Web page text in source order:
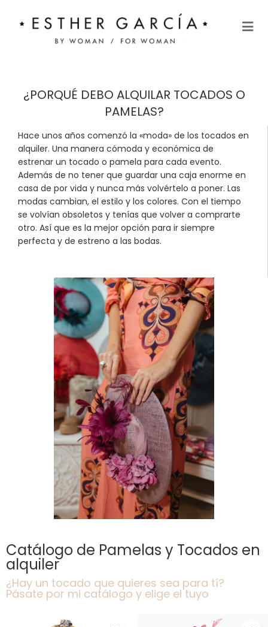
¿PORQUÉ DEBO ALQUILAR TOCADOS O
PAMELAS?
Hace unos años comenzó la «moda» de los tocados en
alquiler. Una manera cómoda y económica de
estrenar un tocado o pamela para cada evento.
Además de no tener que guardar una caja enorme en
casa de por vida y nunca más volvértelo a poner. Las
modas cambian, el estilo y los colores. Con el tiempo
se volvían obsoletos y tenías que volver a comprarte
otro. Así que es la mejor opción para ir siempre
perfecta y de estreno a las bodas.
Catálogo de Pamelas y Tocados en
alquiler
¿Hay un tocado que quieres sea para tí?
Pásate por mi catálogo y elige el tuyo